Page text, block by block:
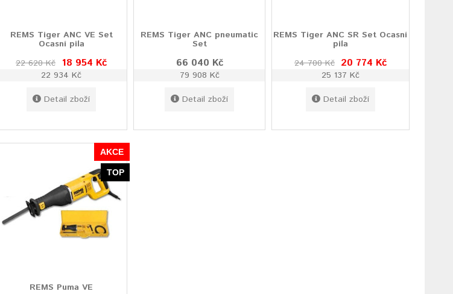
REMS Tiger ANC VE Set
Ocasní pila
22 620 Kč 18 954 Kč
22 934 Kč
Detail zboží
REMS Tiger ANC pneumatic
Set
66 040 Kč
79 908 Kč
Detail zboží
REMS Tiger ANC SR Set Ocasní
pila
24 700 Kč 20 774 Kč
25 137 Kč
Detail zboží
AKCE
TOP
REMS Puma VE